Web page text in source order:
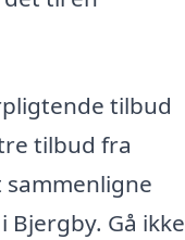
tilbud
tilbud fra
Gå ikke